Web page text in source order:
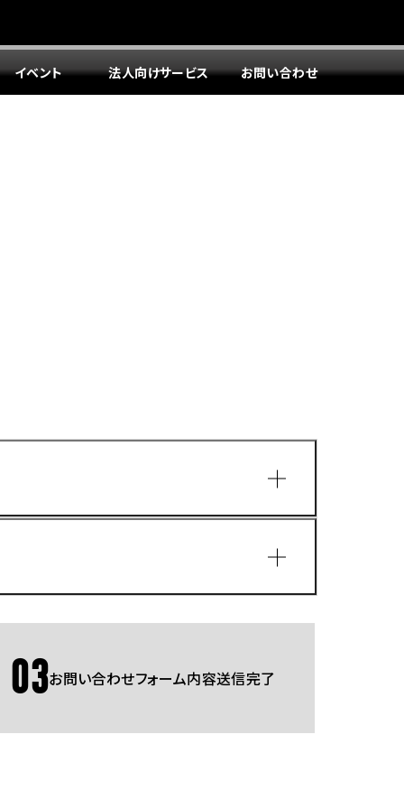
イベント 法人向けサービス お問い合わせ
03お問い合わせフォーム内容送信完了